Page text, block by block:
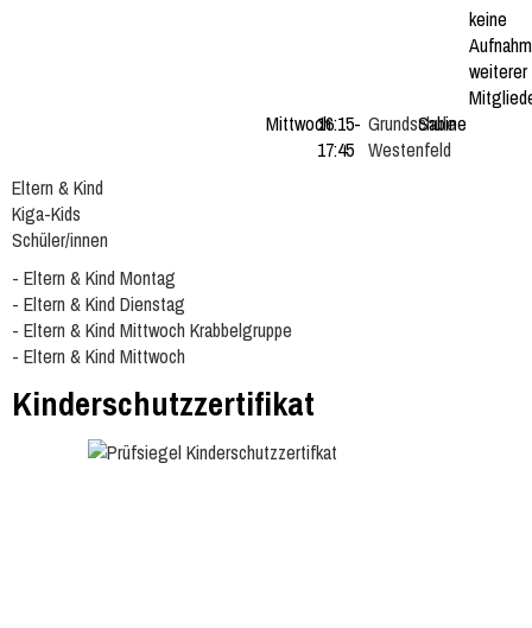
keine
weiterer
Mittwoch16:15-
17:45
Grundschule
Westenfeld
Sabine
Eltern & Kind
Kiga-Kids
Schüler/innen
- Eltern & Kind Montag
- Eltern & Kind Dienstag
- Eltern & Kind Mittwoch Krabbelgruppe
- Eltern & Kind Mittwoch
Kinderschutzzertifikat